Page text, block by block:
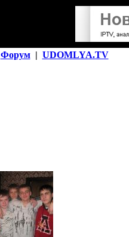
Форум | UDOMLYA.TV